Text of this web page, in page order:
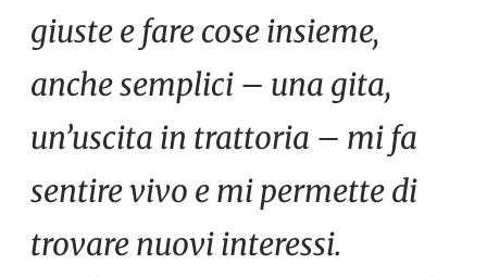
giuste e fare cose insieme,
anche semplici – una gita,
un’uscita in trattoria – mi fa
sentire vivo e mi permette di
trovare nuovi interessi.